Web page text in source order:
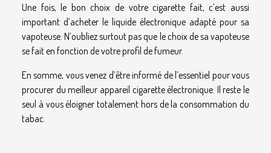
Une fois, le bon choix de votre cigarette fait, c’est aussi
important d’acheter le liquide électronique adapté pour sa
vapoteuse. N’oubliez surtout pas que le choix de sa vapoteuse
se fait en fonction de votre profil de fumeur.
En somme, vous venez d’être informé de l’essentiel pour vous
procurer du meilleur appareil cigarette électronique. Il reste le
seul à vous éloigner totalement hors de la consommation du
tabac.